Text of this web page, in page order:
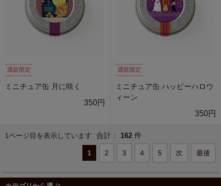
通販限定
ミニチュア缶 月に咲く
350円
通販限定
ミニチュア缶 ハッピーハロウ
ィーン
350円
1ページ目を表示しています 合計： 162 件
1 2 3 4 5 次 最後